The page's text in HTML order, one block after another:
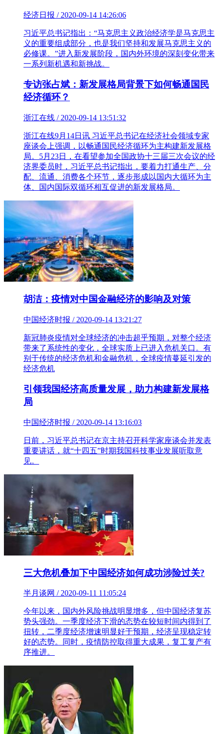
经济日报 / 2020-09-14 14:26:06
习近平总书记指出：“马克思主义政治经济学是马克思主
义的重要组成部分，也是我们坚持和发展马克思主义的
必修课。”进入新发展阶段，国内外环境的深刻变化带来
一系列新机遇和新挑战。
专访张占斌：新发展格局背景下如何畅通国民
经济循环？
浙江在线 / 2020-09-14 13:51:32
浙江在线9月14日讯 习近平总书记在经济社会领域专家
座谈会上强调，以畅通国民经济循环为主构建新发展格
局。5月23日，在看望参加全国政协十三届三次会议的经
济界委员时，习近平总书记指出，要着力打通生产、分
配、流通、消费各个环节，逐步形成以国内大循环为主
体、国内国际双循环相互促进的新发展格局。
胡洁：疫情对中国金融经济的影响及对策
中国经济时报 / 2020-09-14 13:21:27
新冠肺炎疫情对全球经济的冲击超乎预期，对整个经济
带来了系统性的变化，全球实质上已进入危机关口。有
别于传统的经济危机和金融危机，全球疫情蔓延引发的
经济危机
引领我国经济高质量发展，助力构建新发展格
局
中国经济时报 / 2020-09-14 13:16:03
日前，习近平总书记在京主持召开科学家座谈会并发表
重要讲话，就“十四五”时期我国科技事业发展听取意
见。
三大危机叠加下中国经济如何成功涉险过关?
半月谈网 / 2020-09-11 11:05:24
今年以来，国内外风险挑战明显增多，但中国经济复苏
势头强劲。一季度经济下滑的态势在较短时间内得到了
扭转，二季度经济增速明显好于预期，经济呈现稳定转
好的态势。同时，疫情防控取得重大成果，复工复产有
序推进。